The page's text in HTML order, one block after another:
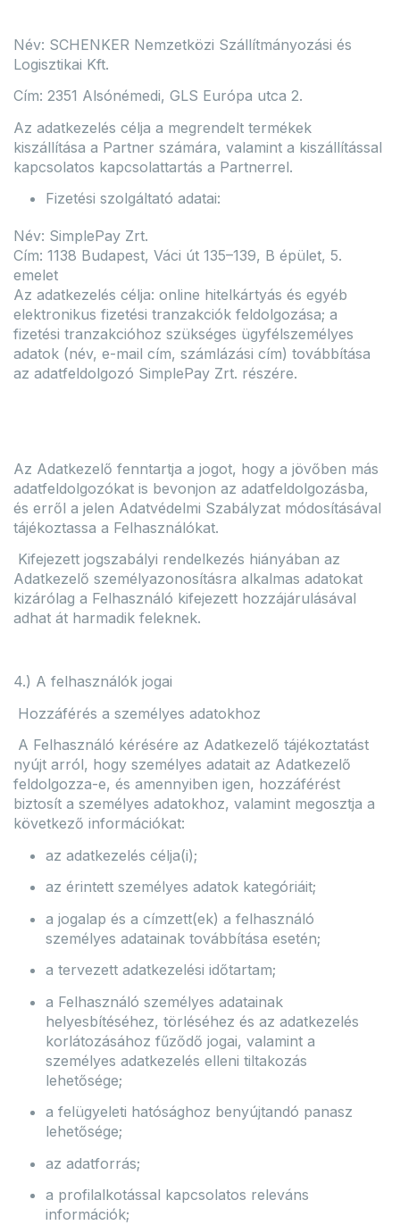
Név: SCHENKER Nemzetközi Szállítmányozási és
Logisztikai Kft.
Cím: 2351 Alsónémedi, GLS Európa utca 2.
Az adatkezelés célja a megrendelt termékek
kiszállítása a Partner számára, valamint a kiszállítással
kapcsolatos kapcsolattartás a Partnerrel.
Fizetési szolgáltató adatai:
Név: SimplePay Zrt.
Cím: 1138 Budapest, Váci út 135–139, B épület, 5.
emelet
Az adatkezelés célja: online hitelkártyás és egyéb
elektronikus fizetési tranzakciók feldolgozása; a
fizetési tranzakcióhoz szükséges ügyfélszemélyes
adatok (név, e-mail cím, számlázási cím) továbbítása
az adatfeldolgozó SimplePay Zrt. részére.
Az Adatkezelő fenntartja a jogot, hogy a jövőben más
adatfeldolgozókat is bevonjon az adatfeldolgozásba,
és erről a jelen Adatvédelmi Szabályzat módosításával
tájékoztassa a Felhasználókat.
Kifejezett jogszabályi rendelkezés hiányában az
Adatkezelő személyazonosításra alkalmas adatokat
kizárólag a Felhasználó kifejezett hozzájárulásával
adhat át harmadik feleknek.
4.) A felhasználók jogai
Hozzáférés a személyes adatokhoz
A Felhasználó kérésére az Adatkezelő tájékoztatást
nyújt arról, hogy személyes adatait az Adatkezelő
feldolgozza-e, és amennyiben igen, hozzáférést
biztosít a személyes adatokhoz, valamint megosztja a
következő információkat:
az adatkezelés célja(i);
az érintett személyes adatok kategóriáit;
a jogalap és a címzett(ek) a felhasználó
személyes adatainak továbbítása esetén;
a tervezett adatkezelési időtartam;
a Felhasználó személyes adatainak
helyesbítéséhez, törléséhez és az adatkezelés
korlátozásához fűződő jogai, valamint a
személyes adatkezelés elleni tiltakozás
lehetősége;
a felügyeleti hatósághoz benyújtandó panasz
lehetősége;
az adatforrás;
a profilalkotással kapcsolatos releváns
információk;